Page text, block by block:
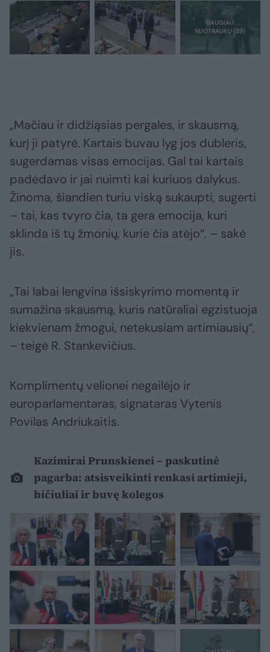
„Mačiau ir didžiąsias pergales, ir skausmą,
kurį ji patyrė. Kartais buvau lyg jos dubleris,
sugerdamas visas emocijas. Gal tai kartais
padėdavo ir jai nuimti kai kuriuos dalykus.
Žinoma, šiandien turiu viską sukaupti, sugerti
– tai, kas tvyro čia, ta gera emocija, kuri
sklinda iš tų žmonių, kurie čia atėjo“, – sakė
jis.
„Tai labai lengvina išsiskyrimo momentą ir
sumažina skausmą, kuris natūraliai egzistuoja
kiekvienam žmogui, netekusiam artimiausių“,
– teigė R. Stankevičius.
Komplimentų velionei negailėjo ir
europarlamentaras, signataras Vytenis
Povilas Andriukaitis.
Kazimirai Prunskienei – paskutinė
pagarba: atsisveikinti renkasi artimieji,
bičiuliai ir buvę kolegos